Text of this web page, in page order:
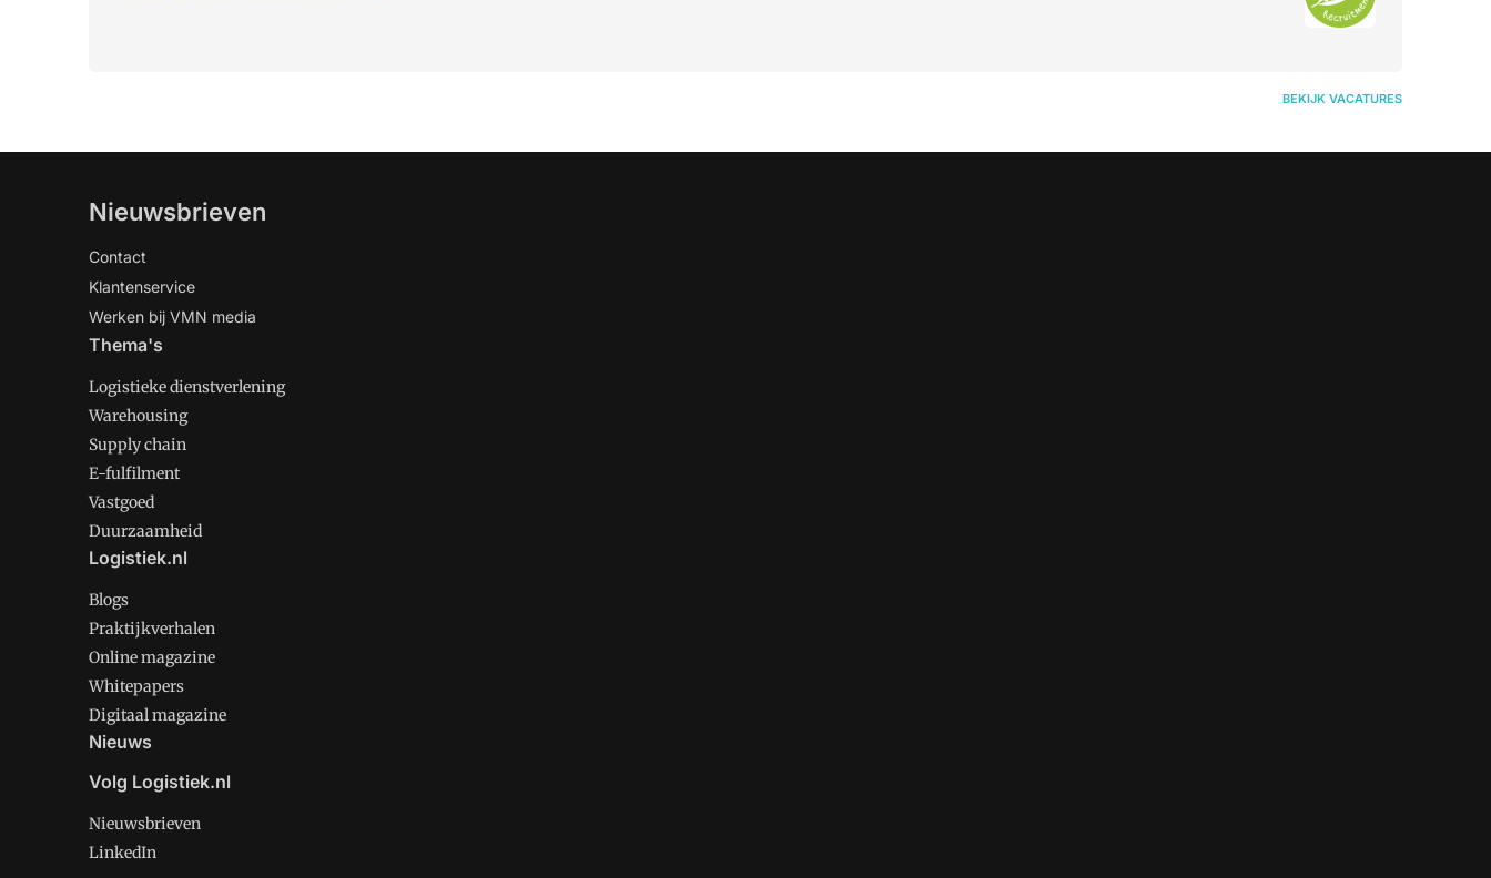
BEKIJK VACATURES
Nieuwsbrieven
Contact
Klantenservice
Werken bij VMN media
Thema's
Logistieke dienstverlening
Warehousing
Supply chain
E-fulfilment
Vastgoed
Duurzaamheid
Logistiek.nl
Blogs
Praktijkverhalen
Online magazine
Whitepapers
Digitaal magazine
Nieuws
Volg Logistiek.nl
Nieuwsbrieven
LinkedIn